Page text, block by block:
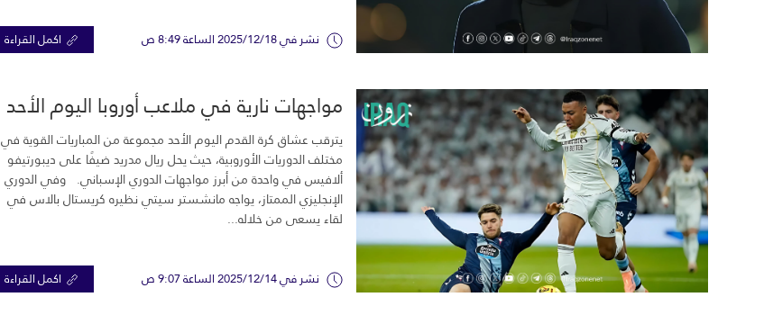
نشر في 2025/12/18 الساعة 8:49 ص اكمل القراءة
مواجهات نارية في ملاعب أوروبا اليوم الأحد
يترقب عشاق كرة القدم اليوم الأحد مجموعة من المباريات القوية في
مختلف الدوريات الأوروبية، حيث يحل ريال مدريد ضيفًا على ديبورتيفو
ألافيس في واحدة من أبرز مواجهات الدوري الإسباني. وفي الدوري
الإنجليزي الممتاز، يواجه مانشستر سيتي نظيره كريستال بالاس في
لقاء يسعى من خلاله...
نشر في 2025/12/14 الساعة 9:07 ص اكمل القراءة